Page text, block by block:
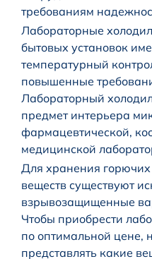
требованиям
Лабораторные
бытовых установок
температурный
повышенные
Лабораторный
предмет интерьера
фармацевтической,
медицинской
Для хранения
веществ существуют
взрывозащищенные
Чтобы приобрести
по оптимальной цене,
представлять какие